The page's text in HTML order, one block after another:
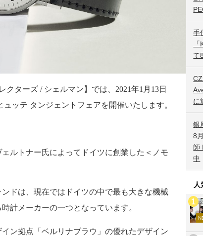
クターズ / シェルマン】では、2021年1月13日
ュッテ タンジェントフェアを開催いたします。
ルトナー氏によってドイツに創業した＜ノモ
ドは、現在ではドイツの中で最も大きな機械
計メーカーの一つとなっています。
ン拠点「ベルリナブラウ」の優れたデザイン
手
て
に
銀
8
師
中
人